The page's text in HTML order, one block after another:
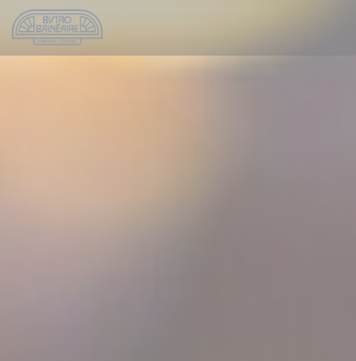
Personalización de sus opciones de cookies